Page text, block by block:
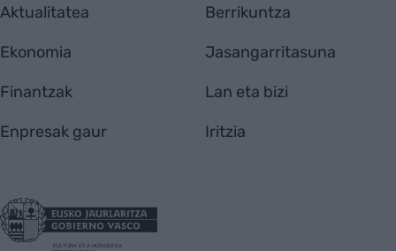
Aktualitatea
Ekonomia
Finantzak
Enpresak gaur
Berrikuntza
Jasangarritasuna
Lan eta bizi
Iritzia